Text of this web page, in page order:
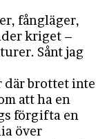
fångläger,
kriget –
Sånt jag
där brottet inte
att ha en
förgifta en
över